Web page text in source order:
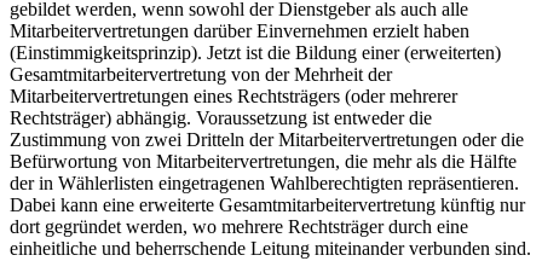
gebildet werden, wenn sowohl der Dienstgeber als auch alle
Mitarbeitervertretungen darüber Einvernehmen erzielt haben
(Einstimmigkeitsprinzip). Jetzt ist die Bildung einer (erweiterten)
Gesamtmitarbeitervertretung von der Mehrheit der
Mitarbeitervertretungen eines Rechtsträgers (oder mehrerer
Rechtsträger) abhängig. Voraussetzung ist entweder die
Zustimmung von zwei Dritteln der Mitarbeitervertretungen oder die
Befürwortung von Mitarbeiterver­tre­tungen, die mehr als die Hälfte
der in Wählerlisten eingetragenen Wahlberechtigten repräsentieren.
Dabei kann eine erweiterte Gesamtmitarbeitervertretung künftig nur
dort gegründet werden, wo mehrere Rechtsträger durch eine
einheitliche und beherrschende Leitung miteinander verbunden sind.